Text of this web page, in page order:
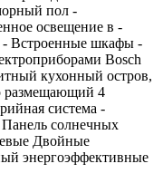
пол -
освещение в -
- Встроенные шкафы -
Bosch
кухонный остров,
размещающий 4
система -
солнечных
Двойные
энергоэффективные